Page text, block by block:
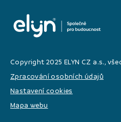
Copyright 2025 ELYN CZ a.s.,
Zpracování osobních údajů
Nastavení cookies
Mapa webu